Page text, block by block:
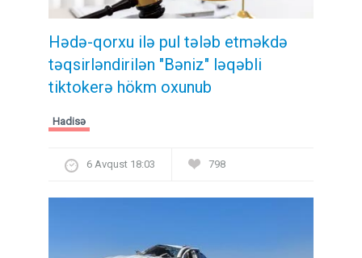
Hədə-qorxu ilə pul tələb etməkdə
təqsirləndirilən "Bəniz" ləqəbli
tiktokerə hökm oxunub
Hadisə
6 Avqust 18:03 798